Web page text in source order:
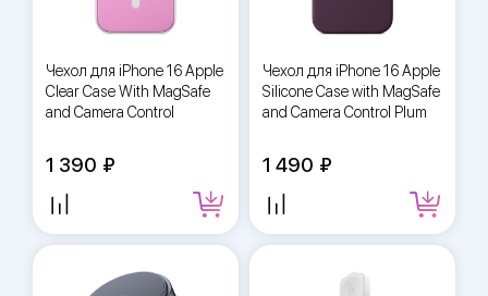
Чехол для iPhone 16 Apple
Clear Case With MagSafe
and Camera Control
1 390
Чехол для iPhone 16 Apple
Silicone Case with MagSafe
and Camera Control Plum
1 490